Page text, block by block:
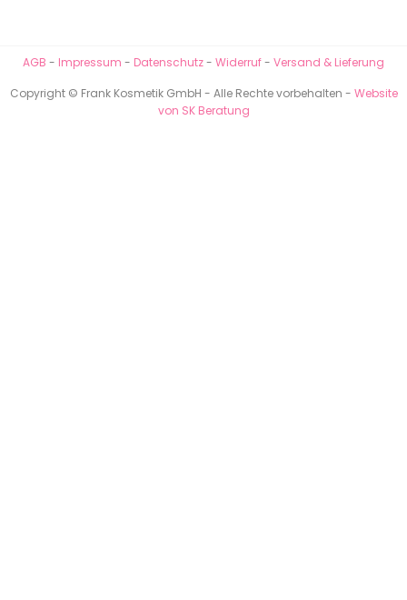
AGB - Impressum - Datenschutz- Widerruf- Versand & Lieferung
Copyright © Frank Kosmetik GmbH - Alle Rechte vorbehalten - Website
von SK Beratung